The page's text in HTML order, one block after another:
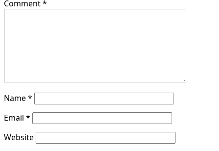
Comment*
Name*
Email *
Website